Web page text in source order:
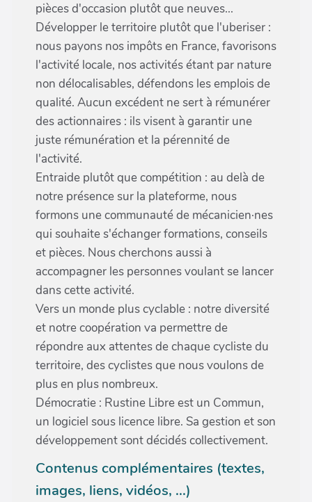
pièces d'occasion plutôt que neuves...
Développer le territoire plutôt que l'uberiser :
nous payons nos impôts en France, favorisons
l'activité locale, nos activités étant par nature
non délocalisables, défendons les emplois de
qualité. Aucun excédent ne sert à rémunérer
des actionnaires : ils visent à garantir une
juste rémunération et la pérennité de
l'activité.
Entraide plutôt que compétition : au delà de
notre présence sur la plateforme, nous
formons une communauté de mécanicien·nes
qui souhaite s'échanger formations, conseils
et pièces. Nous cherchons aussi à
accompagner les personnes voulant se lancer
dans cette activité.
Vers un monde plus cyclable : notre diversité
et notre coopération va permettre de
répondre aux attentes de chaque cycliste du
territoire, des cyclistes que nous voulons de
plus en plus nombreux.
Démocratie : Rustine Libre est un Commun,
un logiciel sous licence libre. Sa gestion et son
développement sont décidés collectivement.
Contenus complémentaires (textes,
images, liens, vidéos, ...)